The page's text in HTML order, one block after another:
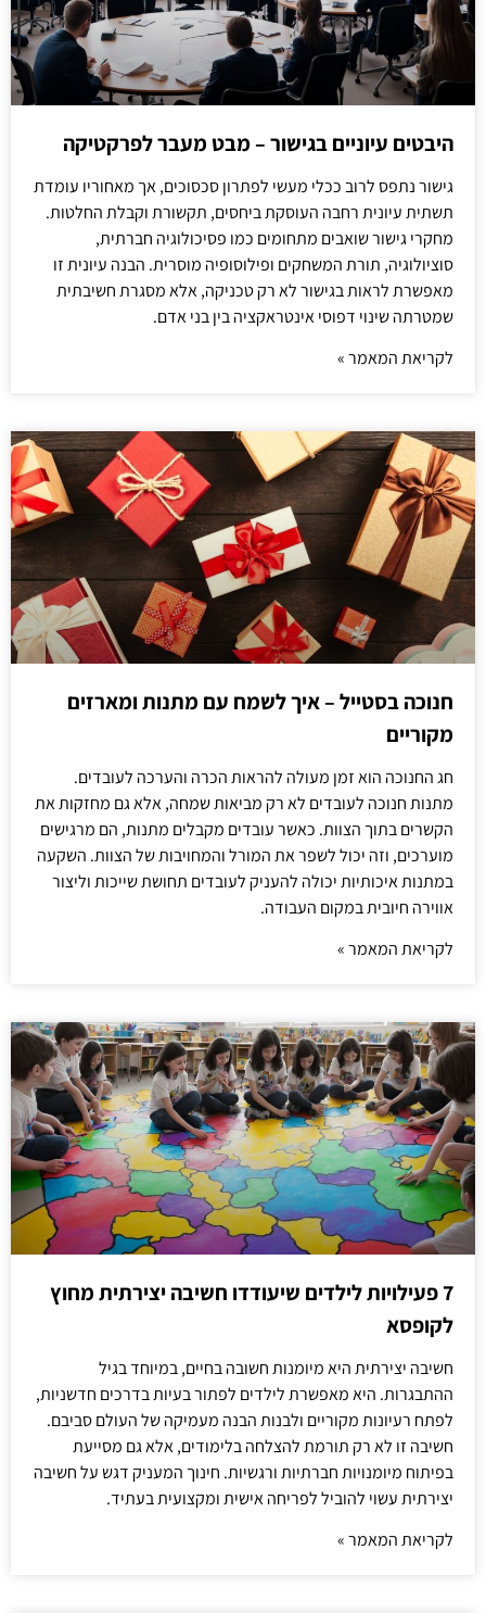
היבטים עיוניים בגישור – מבט מעבר לפרקטיקה
גישור נתפס לרוב ככלי מעשי לפתרון סכסוכים, אך מאחוריו עומדת
תשתית עיונית רחבה העוסקת ביחסים, תקשורת וקבלת החלטות.
מחקרי גישור שואבים מתחומים כמו פסיכולוגיה חברתית,
סוציולוגיה, תורת המשחקים ופילוסופיה מוסרית. הבנה עיונית זו
מאפשרת לראות בגישור לא רק טכניקה, אלא מסגרת חשיבתית
שמטרתה שינוי דפוסי אינטראקציה בין בני אדם.
לקריאת המאמר »
חנוכה בסטייל – איך לשמח עם מתנות ומארזים
מקוריים
חג החנוכה הוא זמן מעולה להראות הכרה והערכה לעובדים.
מתנות חנוכה לעובדים לא רק מביאות שמחה, אלא גם מחזקות את
הקשרים בתוך הצוות. כאשר עובדים מקבלים מתנות, הם מרגישים
מוערכים, וזה יכול לשפר את המורל והמחויבות של הצוות. השקעה
במתנות איכותיות יכולה להעניק לעובדים תחושת שייכות וליצור
אווירה חיובית במקום העבודה.
לקריאת המאמר »
7 פעילויות לילדים שיעודדו חשיבה יצירתית מחוץ
לקופסא
חשיבה יצירתית היא מיומנות חשובה בחיים, במיוחד בגיל
ההתבגרות. היא מאפשרת לילדים לפתור בעיות בדרכים חדשניות,
לפתח רעיונות מקוריים ולבנות הבנה מעמיקה של העולם סביבם.
חשיבה זו לא רק תורמת להצלחה בלימודים, אלא גם מסייעת
בפיתוח מיומנויות חברתיות ורגשיות. חינוך המעניק דגש על חשיבה
יצירתית עשוי להוביל לפריחה אישית ומקצועית בעתיד.
לקריאת המאמר »